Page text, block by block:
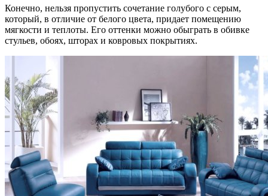
Конечно, нельзя пропустить сочетание голубого с серым,
который, в отличие от белого цвета, придает помещению
мягкости и теплоты. Его оттенки можно обыграть в обивке
стульев, обоях, шторах и ковровых покрытиях.